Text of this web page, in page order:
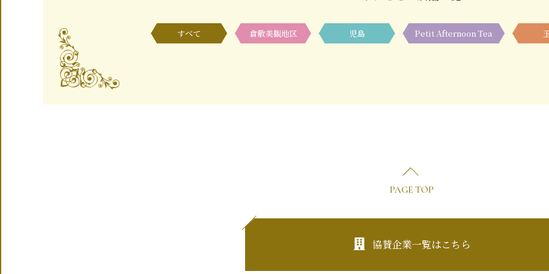
すべて 倉敷美観地区 児島 Petit Afternoon Tea
PAGE TOP
協賛企業一覧はこちら